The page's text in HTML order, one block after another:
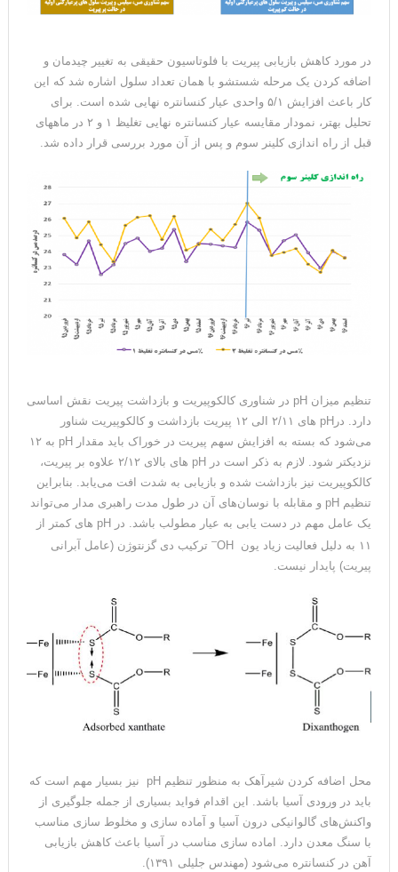
در مورد کاهش بازیابی پیریت با فلوتاسیون حقیقی به تغییر چیدمان و
اضافه کردن یک مرحله شستشو با همان تعداد سلول اشاره شد که این
کار باعث افزایش ۵/۱ واحدی عیار کنسانتره نهایی شده است. برای
تحلیل بهتر، نمودار مقایسه عیار کنسانتره نهایی تغلیظ ۱ و ۲ در ماههای
قبل از راه اندازی کلینر سوم و پس از آن مورد بررسی قرار داده شد.
تنظیم میزان pH در شناوری کالکوپیریت و بازداشت پیریت نقش اساسی
دارد. درpH های ۲/۱۱ الی ۱۲ پیریت بازداشت و کالکوپیریت شناور
می‌شود که بسته به افزایش سهم پیریت در خوراک باید مقدار pH به ۱۲
نزدیکتر ‌شود. لازم به ذکر است در pH های بالای ۲/۱۲ علاوه بر پیریت،
کالکوپیریت نیز بازداشت شده و بازیابی به شدت افت می‌یابد. بنابراین
تنظیم pH و مقابله با نوسان‌های آن در طول مدت راهبری مدار می‌تواند
یک عامل مهم در دست یابی به عیار مطولب باشد. در pH های کمتر از
۱۱ به دلیل فعالیت زیاد یون OH
–ترکیب دی گزنتوژن (عامل آبرانی
پیریت) پایدار نیست.
محل اضافه کردن شیرآهک به منظور تنظیم pH نیز بسیار مهم است که
باید در ورودی آسیا باشد. این اقدام فواید بسیاری از جمله جلوگیری از
واکنش‌های گالوانیکی درون آسیا و آماده سازی و مخلوط سازی مناسب
با سنگ معدن دارد. اماده سازی مناسب در آسیا باعث کاهش بازیابی
آهن در کنسانتره می‌شود (مهندس جلیلی ۱۳۹۱).